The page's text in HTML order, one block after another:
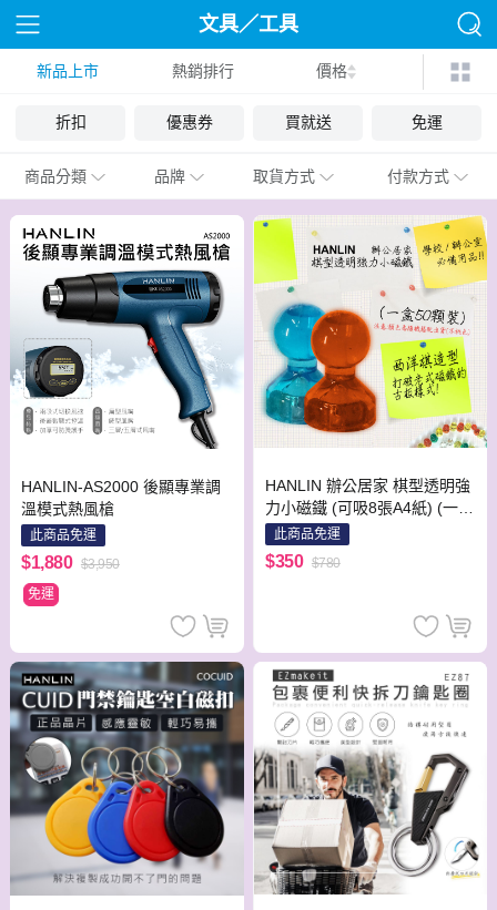
文具／工具
新品上市 熱銷排行 價格
折扣 優惠券 買就送 免運
商品分類 品牌 取貨方式 付款方式
HANLIN-AS2000 後顯專業調
溫模式熱風槍
此商品免運
$1,880 $3,950
免運
HANLIN 辦公居家 棋型透明強
力小磁鐵 (可吸8張A4紙) (一盒
50顆裝)
此商品免運
$350 $780